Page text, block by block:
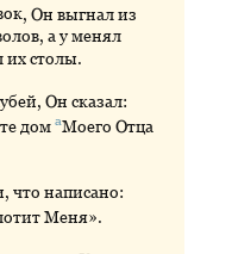
, Он выгнал из
а у менял
их столы.
Он сказал:
домаМоего Отца
что написано:
Меня».